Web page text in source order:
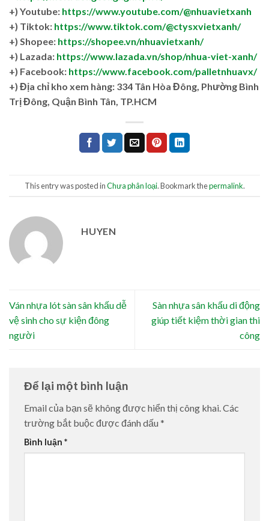
+) Youtube: https://www.youtube.com/@nhuavietxanh
+) Tiktok: https://www.tiktok.com/@ctysxvietxanh/
+) Shopee: https://shopee.vn/nhuavietxanh/
+) Lazada: https://www.lazada.vn/shop/nhua-viet-xanh/
+) Facebook: https://www.facebook.com/palletnhuavx/
+) Địa chỉ kho xem hàng: 334 Tân Hòa Đông, Phường Bình
Trị Đông, Quận Bình Tân, TP.HCM
This entry was posted inChưa phân loại. Bookmark thepermalink.
HUYEN
Ván nhựa lót sàn sân khấu dễ
vệ sinh cho sự kiện đông
người
Sàn nhựa sân khấu di động
giúp tiết kiệm thời gian thi
công
Để lại một bình luận
Email của bạn sẽ không được hiển thị công khai.Các
trường bắt buộc được đánh dấu *
Bình luận *